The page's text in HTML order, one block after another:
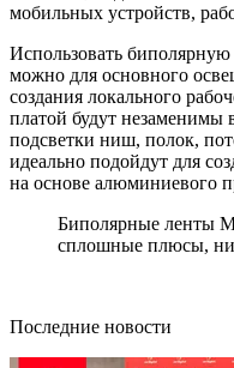
мобильных устройств,
Использовать
можно для основного
создания локального
платой будут незаменимы
подсветки ниш, полок,
идеально подойдут для
на основе алюминиевого
Биполярные ленты
сплошные плюсы,
Последние новости